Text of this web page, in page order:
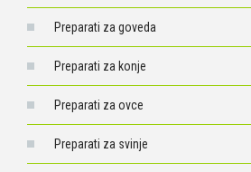
Preparati za goveda
Preparati za konje
Preparati za ovce
Preparati za svinje